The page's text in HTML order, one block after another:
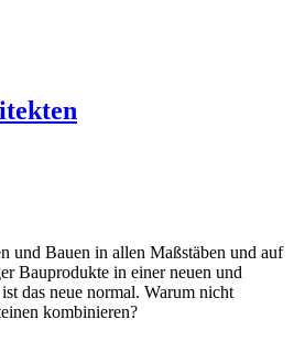
und Bauen in allen Maßstäben und auf
Bauprodukte in einer neuen und
das neue normal. Warum nicht
kombinieren?